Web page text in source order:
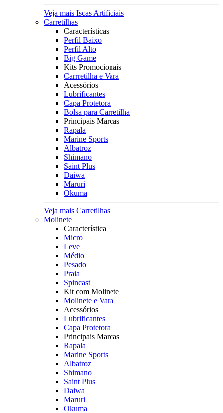
Veja mais Iscas Artificiais
Carretilhas
Características
Perfil Baixo
Perfil Alto
Big Game
Kits Promocionais
Carrretilha e Vara
Acessórios
Lubrificantes
Capa Protetora
Bolsa para Carretilha
Principais Marcas
Rapala
Marine Sports
Albatroz
Shimano
Saint Plus
Daiwa
Maruri
Okuma
Veja mais Carretilhas
Molinete
Característica
Micro
Leve
Médio
Pesado
Praia
Spincast
Kit com Molinete
Molinete e Vara
Acessórios
Lubrificantes
Capa Protetora
Principais Marcas
Rapala
Marine Sports
Albatroz
Shimano
Saint Plus
Daiwa
Maruri
Okuma